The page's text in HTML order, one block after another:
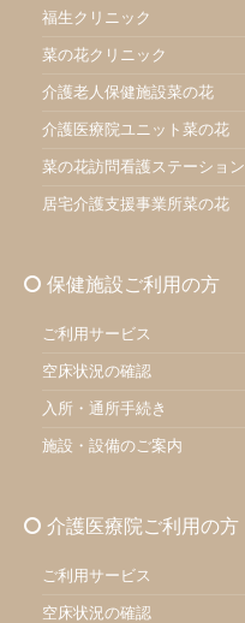
福生クリニック
菜の花クリニック
介護老人保健施設菜の花
介護医療院ユニット菜の花
菜の花訪問看護ステーション
居宅介護支援事業所菜の花
保健施設ご利用の方
ご利用サービス
空床状況の確認
入所・通所手続き
施設・設備のご案内
介護医療院ご利用の方
ご利用サービス
空床状況の確認